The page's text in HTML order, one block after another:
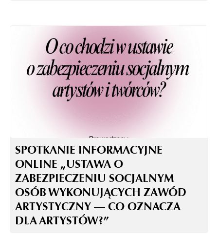
SPOTKANIE INFORMACYJNE
ONLINE „USTAWA O
ZABEZPIECZENIU SOCJALNYM
OSÓB WYKONUJĄCYCH ZAWÓD
ARTYSTYCZNY — CO OZNACZA
DLA ARTYSTÓW?”